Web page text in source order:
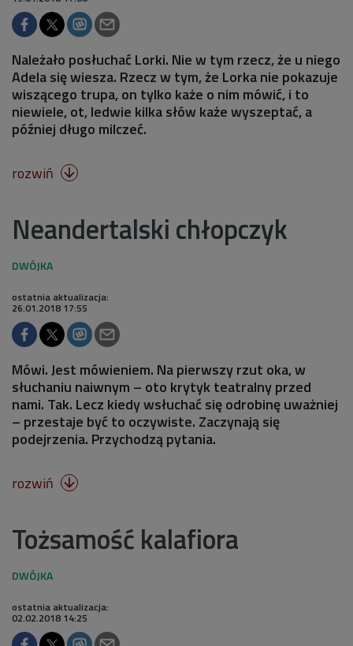
Należało posłuchać Lorki. Nie w tym rzecz, że u niego
Adela się wiesza. Rzecz w tym, że Lorka nie pokazuje
wiszącego trupa, on tylko każe o nim mówić, i to
niewiele, ot, ledwie kilka słów każe wyszeptać, a
później długo milczeć.
rozwiń 
Neandertalski chłopczyk
ostatnia aktualizacja:
26.01.2018 17:55
Mówi. Jest mówieniem. Na pierwszy rzut oka, w
słuchaniu naiwnym – oto krytyk teatralny przed
nami. Tak. Lecz kiedy wsłuchać się odrobinę uważniej
– przestaje być to oczywiste. Zaczynają się
podejrzenia. Przychodzą pytania.
rozwiń 
Tożsamość kalafiora
ostatnia aktualizacja:
02.02.2018 14:25